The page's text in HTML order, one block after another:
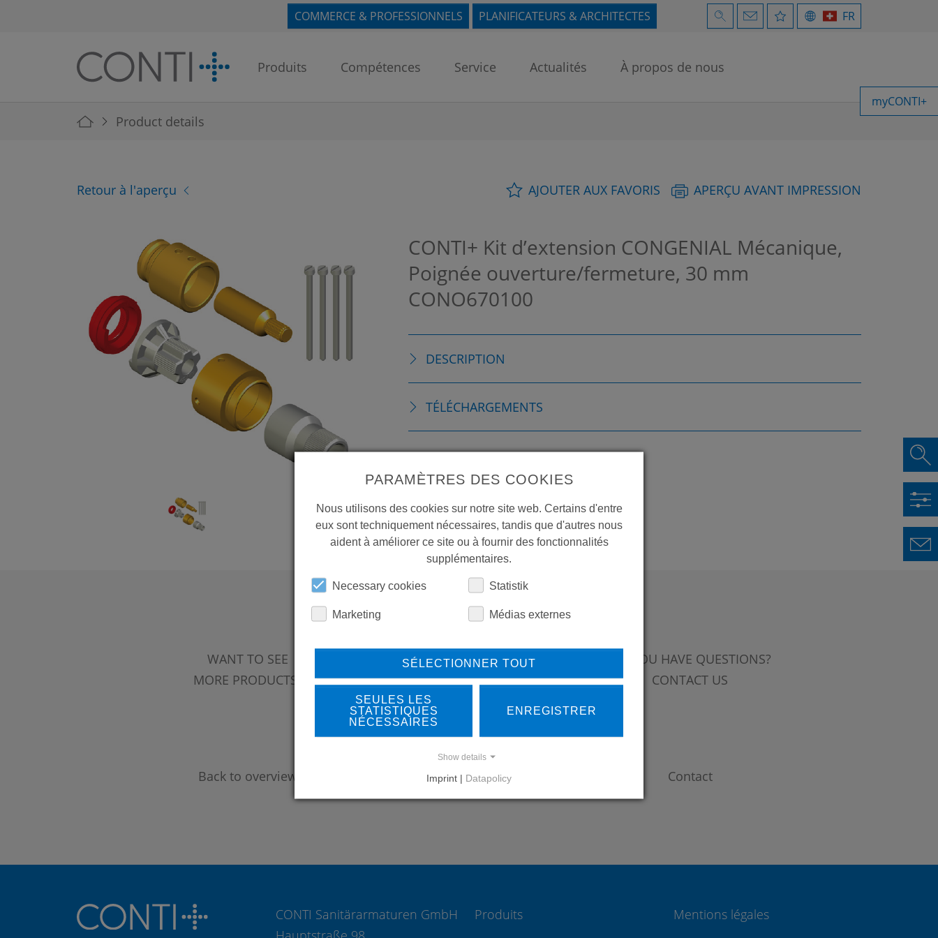
COMMERCE & PROFESSIONNELS PLANIFICATEURS & ARCHITECTES FR
Produits Compétences Service Actualités À propos de nous
myCONTI+
You are here:
Product details
Retour à l'aperçu AJOUTER AUX FAVORIS APERÇU AVANT IMPRESSION
CONTI+ Kit d’extension CONGENIAL Mécanique,
Poignée ouverture/fermeture, 30 mm
CONO670100
DESCRIPTION
TÉLÉCHARGEMENTS
WANT TO SEE
MORE PRODUCTS?
Back to overview
LEARN MORE ABOUT
OUR REFERENCES
REFERENCES
DO YOU HAVE QUESTIONS?
CONTACT US
Contact
CONTI Sanitärarmaturen GmbH
Produits
Mentions légales
PARAMÈTRES DES COOKIES
Nous utilisons des cookies sur notre site web. Certains d'entre
eux sont techniquement nécessaires, tandis que d'autres nous
aident à améliorer ce site ou à fournir des fonctionnalités
supplémentaires.
Necessary cookies Statistik
Marketing Médias externes
SÉLECTIONNER TOUT
SEULES LES
STATISTIQUES
NÉCESSAIRES
ENREGISTRER
Show details
Imprint | Datapolicy